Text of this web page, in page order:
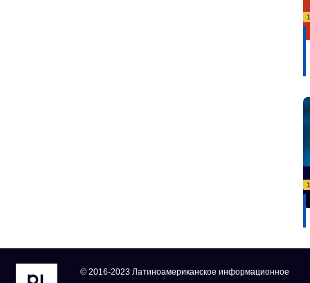
© 2016-2023 Латиноамериканское информационное